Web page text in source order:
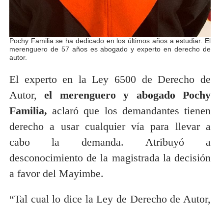
Pochy Familia se ha dedicado en los últimos años a estudiar. El
merenguero de 57 años es abogado y experto en derecho de
autor.
El experto en la Ley 6500 de Derecho de
Autor, el merenguero y abogado Pochy
Familia, aclaró que los demandantes tienen
derecho a usar cualquier vía para llevar a
cabo la demanda. Atribuyó a
desconocimiento de la magistrada la decisión
a favor del Mayimbe.
“Tal cual lo dice la Ley de Derecho de Autor,